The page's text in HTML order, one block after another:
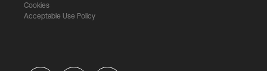
Cookies
Acceptable Use Policy